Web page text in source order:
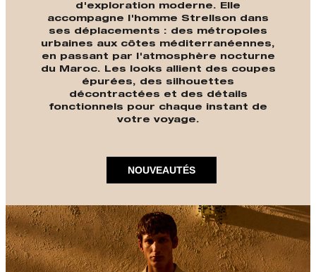
d'exploration moderne. Elle
accompagne l'homme Strellson dans
ses déplacements : des métropoles
urbaines aux côtes méditerranéennes,
en passant par l'atmosphère nocturne
du Maroc. Les looks allient des coupes
épurées, des silhouettes
décontractées et des détails
fonctionnels pour chaque instant de
votre voyage.
NOUVEAUTÉS